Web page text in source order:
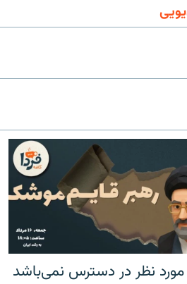
مورد نظر در دسترس نمی‌باشد